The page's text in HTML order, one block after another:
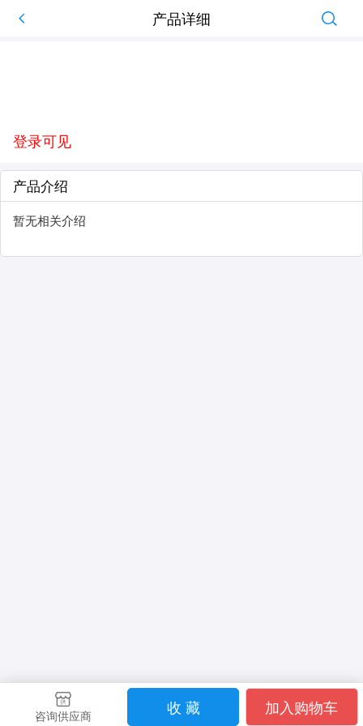
产品详细
登录可见
产品介绍
暂无相关介绍
咨询供应商 收 藏 加入购物车